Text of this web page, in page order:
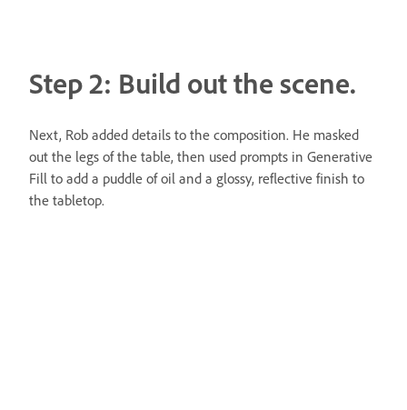
Step 2: Build out the scene.
Next, Rob added details to the composition. He masked
out the legs of the table, then used prompts in Generative
Fill to add a puddle of oil and a glossy, reflective finish to
the tabletop.